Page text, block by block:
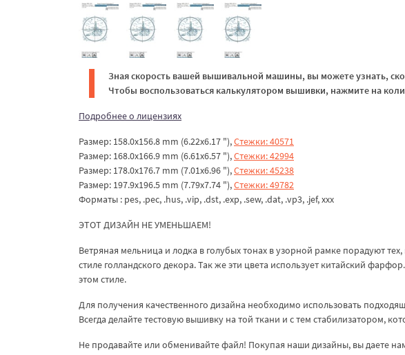
Зная скорость вашей вышивальной машины, вы можете узнать,
Чтобы воспользоваться калькулятором вышивки, нажмите на
Подробнее о лицензиях
Размер: 158.0x156.8 mm (6.22x6.17 "),Стежки: 40571
Размер: 168.0x166.9 mm (6.61x6.57 "),Стежки: 42994
Размер: 178.0x176.7 mm (7.01x6.96 "),Стежки: 45238
Размер: 197.9x196.5 mm (7.79x7.74 "),Стежки: 49782
Форматы : pes, .pec, .hus, .vip, .dst, .exp, .sew, .dat, .vp3, .jef, xxx
ЭТОТ ДИЗАЙН НЕ УМЕНЬШАЕМ!
Ветряная мельница и лодка в голубых тонах в узорной рамке порадуют
стиле голландского декора. Так же эти цвета использует китайский
этом стиле.
Для получения качественного дизайна необходимо использовать
Всегда делайте тестовую вышивку на той ткани и с тем стабилизатором,
Не продавайте или обменивайте файл! Покупая наши дизайны, вы даете